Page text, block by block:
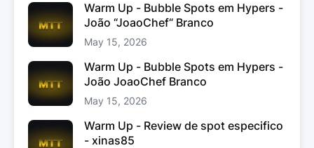
Warm Up - Bubble Spots em Hypers -
João “JoaoChef“ Branco
May 15, 2026
Warm Up - Bubble Spots em Hypers -
João JoaoChef Branco
May 15, 2026
Warm Up - Review de spot especifico
- xinas85